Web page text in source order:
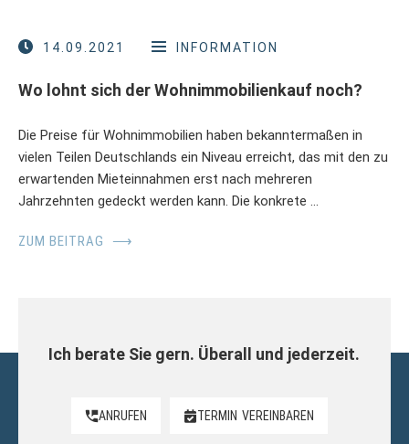
14.09.2021 INFORMATION
Wo lohnt sich der Wohnimmobilienkauf noch?
Die Preise für Wohnimmobilien haben bekanntermaßen in
vielen Teilen Deutschlands ein Niveau erreicht, das mit den zu
erwartenden Mieteinnahmen erst nach mehreren
Jahrzehnten gedeckt werden kann. Die konkrete …
ZUM BEITRAG ⟶
Ich berate Sie gern. Überall und jederzeit.
ANRUFEN TERMIN VEREINBAREN